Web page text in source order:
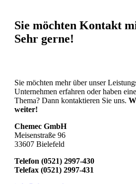
Sie möchten Kontakt
Sehr gerne!
Sie möchten mehr über unser
Unternehmen erfahren oder haben
Thema? Dann kontaktieren Sie uns.
weiter!
Chemec GmbH
Meisenstraße 96
33607 Bielefeld
Telefon (0521) 2997-430
Telefax (0521) 2997-431